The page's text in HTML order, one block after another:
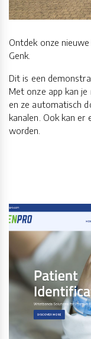
Ontdek onze
Genk.
Dit is een
Met onze app kan
en ze automatisch
kanalen. Ook kan
worden.